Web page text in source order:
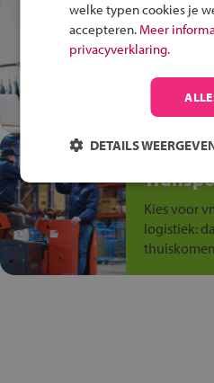
In de
plek!
op de
anders is!
Jouw
Kies voor
logistiek:
welke typen cookies je
accepteren. Meer
privacyverklaring.
DETAILS